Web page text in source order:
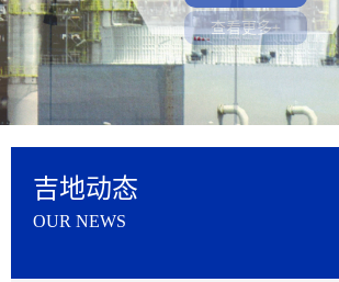
查看更多+
查看更多+
吉地动态
OUR NEWS